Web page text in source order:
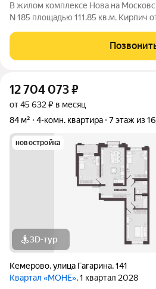
В жилом комплексе Нова на
N 185 площадью 111.85 кв.м. Кирпич
остекленная лоджия. Квартира
этажный дом, с последних этажей
12 704 073₽
от 45 632 ₽ в месяц
84 м²
4-комн. квартира 7 этаж из 16
новостройка
3D-тур
Кемерово,улица Гагарина,141
Квартал «МОНЕ», 1 квартал 2028